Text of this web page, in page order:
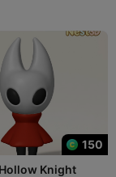
150
Knight